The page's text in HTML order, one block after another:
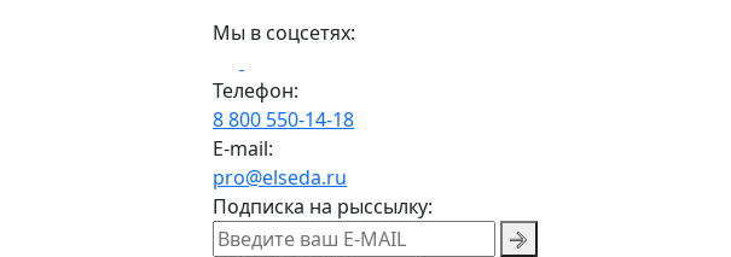
Мы в соцсетях:
Телефон:
8 800 550-14-18
E-mail:
pro@elseda.ru
Подписка на рыссылку: